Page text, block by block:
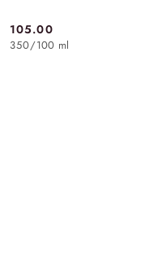
Cena:
105.00
350/100 ml